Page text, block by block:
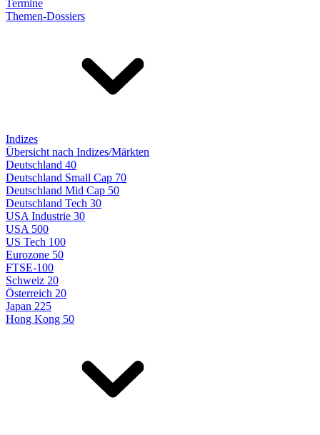
Termine
Themen-Dossiers
Indizes
Übersicht nach Indizes/Märkten
Deutschland 40
Deutschland Small Cap 70
Deutschland Mid Cap 50
Deutschland Tech 30
USA Industrie 30
USA 500
US Tech 100
Eurozone 50
FTSE-100
Schweiz 20
Österreich 20
Japan 225
Hong Kong 50